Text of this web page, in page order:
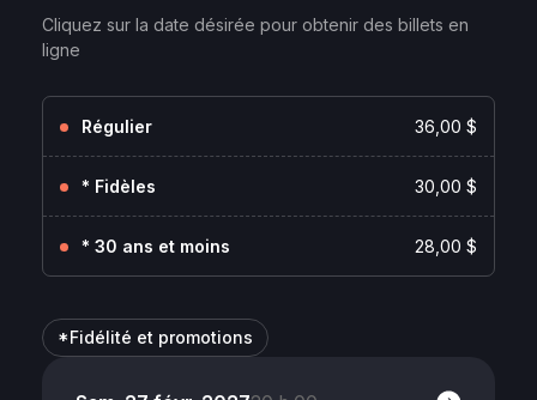
Cliquez sur la date désirée pour obtenir des billets en
ligne
Régulier 36,00 $
* Fidèles 30,00 $
* 30 ans et moins 28,00 $
*Fidélité et promotions